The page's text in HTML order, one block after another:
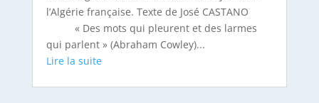
l’Algérie française. Texte de José CASTANO
« Des mots qui pleurent et des larmes
qui parlent » (Abraham Cowley)...